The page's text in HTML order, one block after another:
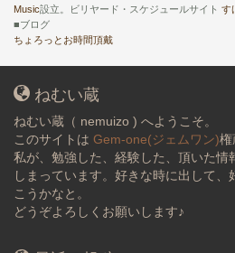
Music設立。ビリヤード・スケジュールサイト す
■ブログ
ちょろっとお時間頂戴
ねむい蔵
ねむい蔵（ nemuizo ) へようこそ。
このサイトは Gem-one(ジェムワン)権
私が、勉強した、経験した、頂いた情
しまっています。好きな時に出して
こうかなと。
どうぞよろしくお願いします♪